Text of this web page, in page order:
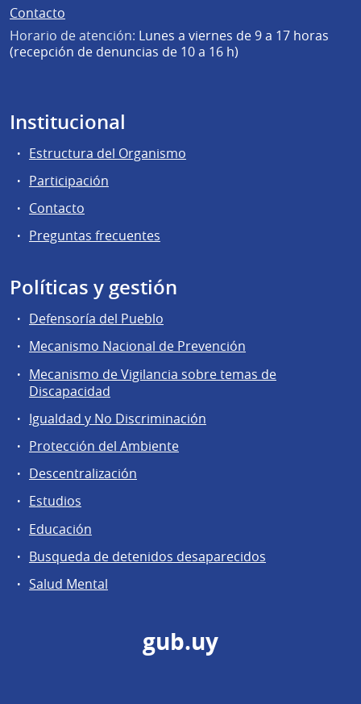
Contacto
Horario de atención: Lunes a viernes de 9 a 17 horas
(recepción de denuncias de 10 a 16 h)
Institucional
Estructura del Organismo
Participación
Contacto
Preguntas frecuentes
Políticas y gestión
Defensoría del Pueblo
Mecanismo Nacional de Prevención
Mecanismo de Vigilancia sobre temas de
Discapacidad
Igualdad y No Discriminación
Protección del Ambiente
Descentralización
Estudios
Educación
Busqueda de detenidos desaparecidos
Salud Mental
gub.uy